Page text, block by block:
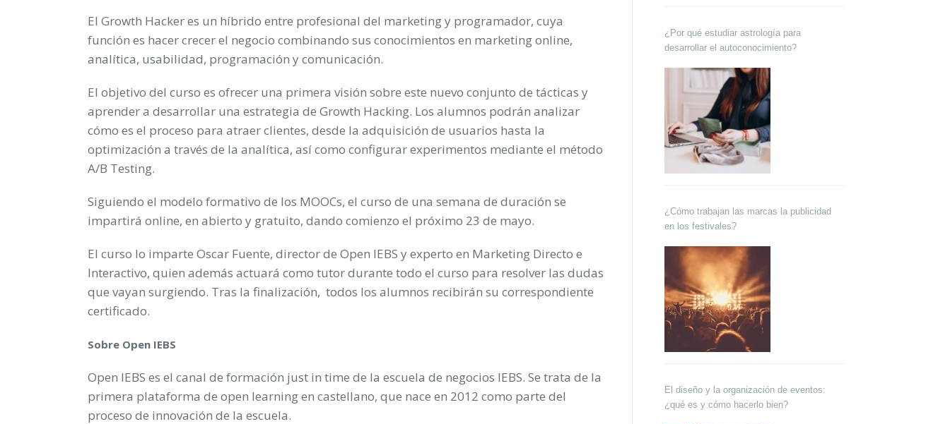
El Growth Hacker es un híbrido entre profesional del marketing y programador, cuya
función es hacer crecer el negocio combinando sus conocimientos en marketing online,
analítica, usabilidad, programación y comunicación.
El objetivo del curso es ofrecer una primera visión sobre este nuevo conjunto de tácticas y
aprender a desarrollar una estrategia de Growth Hacking. Los alumnos podrán analizar
cómo es el proceso para atraer clientes, desde la adquisición de usuarios hasta la
optimización a través de la analítica, así como configurar experimentos mediante el método
A/B Testing.
Siguiendo el modelo formativo de los MOOCs, el curso de una semana de duración se
impartirá online, en abierto y gratuito, dando comienzo el próximo 23 de mayo.
El curso lo imparte Oscar Fuente, director de Open IEBS y experto en Marketing Directo e
Interactivo, quien además actuará como tutor durante todo el curso para resolver las dudas
que vayan surgiendo. Tras la finalización, todos los alumnos recibirán su correspondiente
certificado.
Sobre Open IEBS
Open IEBS es el canal de formación just in time de la escuela de negocios IEBS. Se trata de la
primera plataforma de open learning en castellano, que nace en 2012 como parte del
proceso de innovación de la escuela.
¿Por qué estudiar astrología para
desarrollar el autoconocimiento?
¿Cómo trabajan las marcas la publicidad
en los festivales?
El diseño y la organización de eventos:
¿qué es y cómo hacerlo bien?